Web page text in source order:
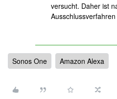
versucht. Daher ist
Sonos One Amazon Alexa